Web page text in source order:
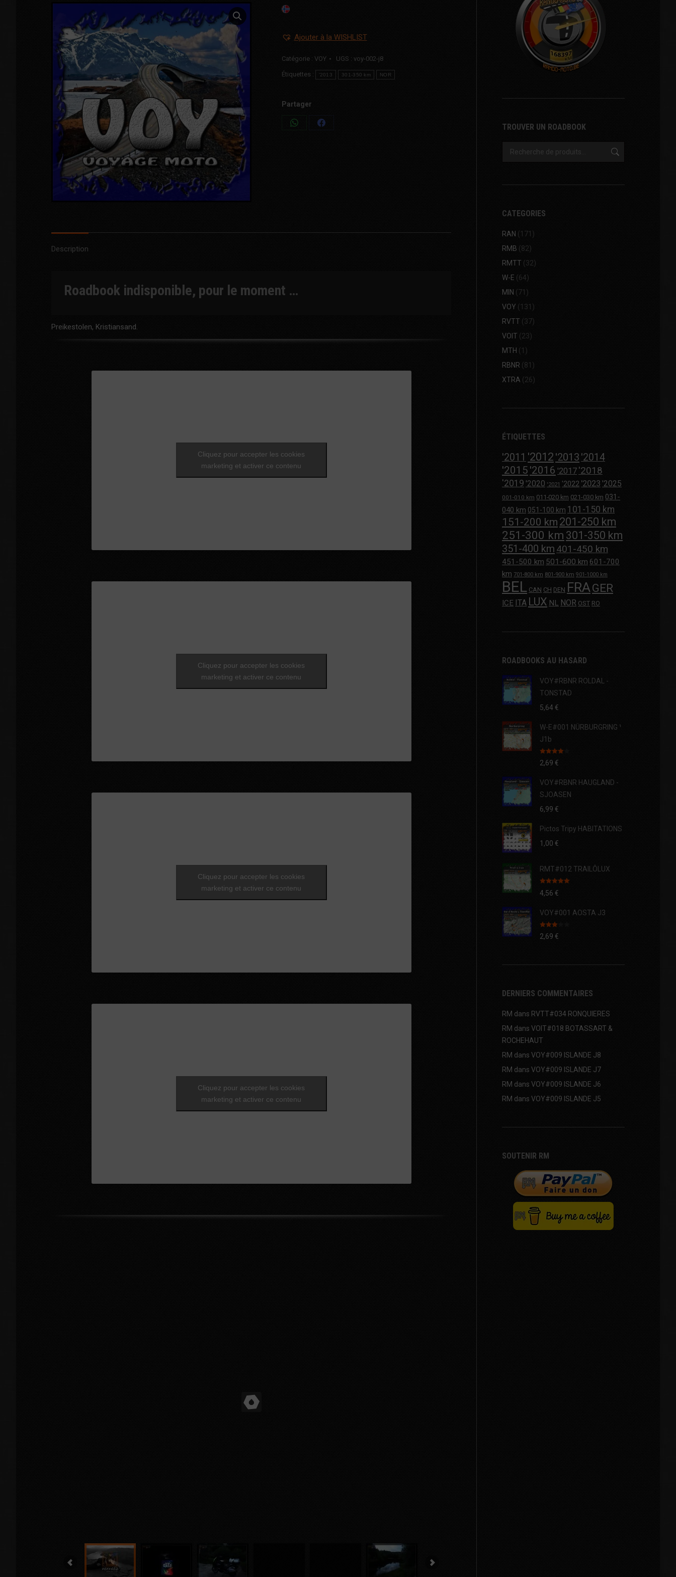
Ajouter à la WISHLIST
Catégorie : VOY UGS : voy-002-j8
Étiquettes : '2013 301-350 km NOR
Partager
Share
Share
Description
Roadbook indisponible, pour le moment …
Preikestolen, Kristiansand.
Cliquez pour accepter les cookies
marketing et activer ce contenu
Cliquez pour accepter les cookies
marketing et activer ce contenu
Cliquez pour accepter les cookies
marketing et activer ce contenu
Cliquez pour accepter les cookies
marketing et activer ce contenu
TROUVER UN ROADBOOK
CATEGORIES
RAN (171)
RMB (82)
RMTT (32)
W-E (64)
MIN (71)
VOY (131)
RVTT (37)
VOIT (23)
MTH (1)
RBNR (81)
XTRA (26)
ÉTIQUETTES
'2011 '2012 '2013 '2014
'2015 '2016 '2017 '2018
'2019 '2020 '2021 '2022 '2023 '2025
001-010 km 011-020 km 021-030 km 031-
040 km 051-100 km 101-150 km
151-200 km 201-250 km
251-300 km 301-350 km
351-400 km 401-450 km
451-500 km 501-600 km 601-700
km 701-800 km 801-900 km 901-1000 km
BEL CAN CH DEN FRAGER
ICE ITA LUX NL NOR OST RO
ROADBOOKS AU HASARD
VOY#RBNR ROLDAL -
TONSTAD
5,64€
W-E#001 NÜRBURGRING ¹
J1b
Note 4.00
sur 5
2,69 €
VOY#RBNR HAUGLAND -
SJOASEN
6,99 €
Pictos Tripy HABITATIONS
1,00 €
RMT#012 TRAILÔLUX
Note 5.00
sur 5
4,56 €
VOY#001 AOSTA J3
Note
3.00
2,69 €
DERNIERS COMMENTAIRES
RM dans RVTT#034 RONQUIERES
RM dans VOIT#018 BOTASSART &
ROCHEHAUT
RM dans VOY#009 ISLANDE J8
RM dans VOY#009 ISLANDE J7
RM dans VOY#009 ISLANDE J6
RM dans VOY#009 ISLANDE J5
SOUTENIR RM